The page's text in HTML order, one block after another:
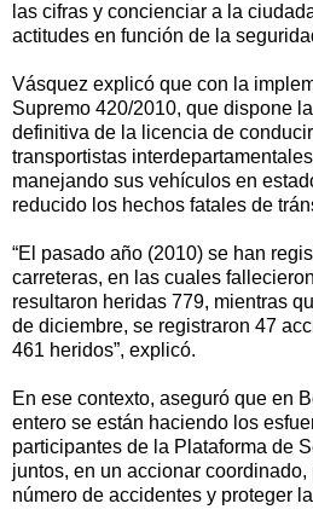
las cifras y concienciar a la
actitudes en función de la
Vásquez explicó que con la
Supremo 420/2010, que dispone
definitiva de la licencia de
transportistas
manejando sus vehículos en
reducido los hechos fatales de
“El pasado año (2010) se han
carreteras, en las cuales
resultaron heridas 779, mientras
de diciembre, se registraron 47
461 heridos”, explicó.
En ese contexto, aseguró que en
entero se están haciendo los
participantes de la Plataforma de
juntos, en un accionar coordinado,
número de accidentes y proteger